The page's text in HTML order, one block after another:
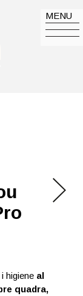
MENU
higiene al
quadra,